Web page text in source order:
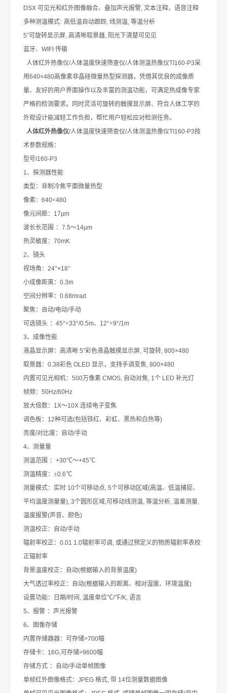
DSX 可 见光和红外图像融合、叠加 声光报警,文本注释，语音注释
多种测温模式:高低温自动跟踪,线测温,等温分析
5”可旋转显示屏, 高清晰取景器, 阳光下清楚可 ⻅见
蓝牙、WIFI传输
人体红外热像仪/人体温度快速筛查仪/人体测温热像仪TI160-P3采
用640×480高像素非晶硅微量热型探测器，凭借其优 良的成像质
量、友好的用户界面操作以及丰富的测温功能，可满足热成像专家
严格的检测要求。同时灵活可旋转的触摸显示屏、符合人体工学的
外观设计能减轻工作负担，帮忙用户轻松应对检测任务。
人体红外热像仪/人体温度快速筛查仪/人体测温热像仪TI160-P3技
术参数规格：
型号 I160-P3
1、探测器性能
类型：非制冷焦平面微量热型
像素：640×480
像元间距： 17µm
波⻓长范围 ：7.5～14µm
热灵敏度：70mK
2、镜头
视场⻆ ：24°×18°
小成像距离：0.3m
空间分辨率：0.68mrad
聚焦：自动/电动/手动
可选镜头 ：45°×33°/0.5m、 12°×9°/1m
3、成像性能
液晶显示屏：高清晰 5”彩色液晶触摸显示屏, 可旋转, 800×480
取景器：0.38彩色 OLED显示，支持手调变焦, 800×480
内置可 见光相机：500万像素 CMOS, 自动对焦, 1个 LED补光灯
帧频：50Hz/60Hz
放大倍数： 1X～10X连续电子变焦
调色板： 12种可选(包括铁红、彩虹、黑热和白热等)
亮度/对比度：自动/手动
4、测量量
测温范围 ：+30℃～+45℃
测温精度：±0.6℃
测量模式：实时 10个可移动点, 5个可移动区域(高温、低温捕捉、
平均温度测量量), 3个圆形区域,可移动线测温,等温分析,温差测量,
温度报警(声音、颜色)
测温校正：自动/手动
辐射率校正：0.01 1.0辐射率可调 ,或通过预定义的物质辐射率表校
正辐射率
背景温度校正：自动(根据输入的背景温度)
大气透过率校正：自动(根据输入的距离、相对湿度、环境温度)
设置功能：日期/时间 ,温度单位℃/℉/K,语言
5、报警 ：声光报警
6、图像存储
内置存储器器：可存储>700幅
存储卡： 16G,可存储>9600幅
存储方式 ：自动/手动单帧图像
单帧红外图像格式：JPEG格式, 带 14位测量数据图像